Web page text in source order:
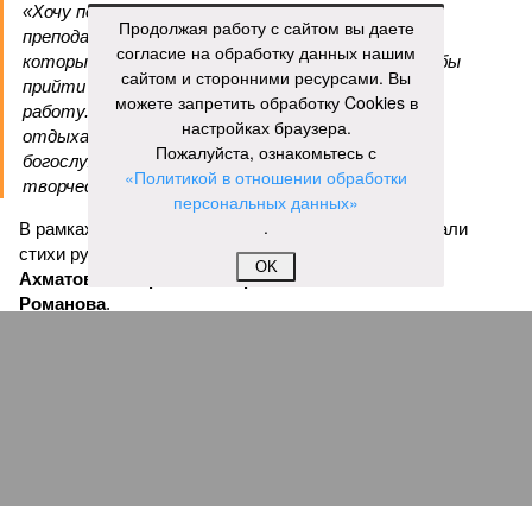
«Хочу поблагодарить всех родителей,
преподавателей, наставников, самих учащихся,
которые свои выходные дни тратят на то, чтобы
прийти в храм, чтобы продолжать внеклассную
работу. Большинство учеников в выходные
отдыхают, а эти ребята идут в церковь на
богослужение, занимаются музыкой и другим
творчеством», – заявил митрополит Игнатий.
В рамках концертной программы со сцены прозвучали
стихи русских поэтов:
Николая Гумилева
Ахматовой
Бориса Пастернакаи
Романова.
Продолжая работу с сайтом вы даете
согласие на обработку данных нашим
сайтом и сторонними ресурсами. Вы
можете запретить обработку Cookies в
настройках браузера.
Пожалуйста, ознакомьтесь с
«Политикой в отношении обработки
персональных данных»
.
OK